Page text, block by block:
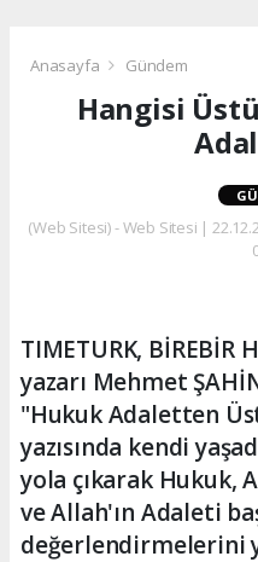
Anasayfa Gündem
Hangisi
(Web Sitesi) - Web Sitesi |
TIMETURK, BİREBİR
yazarı Mehmet
"Hukuk Adaletten
yazısında kendi
yola çıkarak Hukuk,
ve Allah'ın Adaleti
değerlendirmelerini